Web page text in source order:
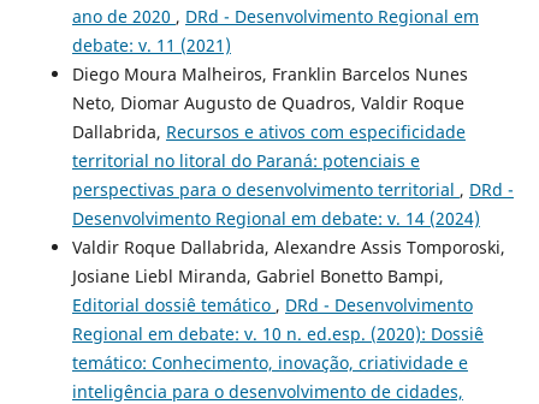
ano de 2020 , DRd - Desenvolvimento Regional em
debate: v. 11 (2021)
Diego Moura Malheiros, Franklin Barcelos Nunes
Neto, Diomar Augusto de Quadros, Valdir Roque
Dallabrida, Recursos e ativos com especificidade
territorial no litoral do Paraná: potenciais e
perspectivas para o desenvolvimento territorial , DRd -
Desenvolvimento Regional em debate: v. 14 (2024)
Valdir Roque Dallabrida, Alexandre Assis Tomporoski,
Josiane Liebl Miranda, Gabriel Bonetto Bampi,
Editorial dossiê temático , DRd - Desenvolvimento
Regional em debate: v. 10 n. ed.esp. (2020): Dossiê
temático: Conhecimento, inovação, criatividade e
inteligência para o desenvolvimento de cidades,